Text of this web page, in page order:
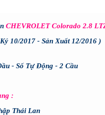
CHEVROLET Colorado 2.8
10/2017 - Sản Xuất 12/2016 )
- Số Tự Động - 2 Cầu
:
Thái Lan